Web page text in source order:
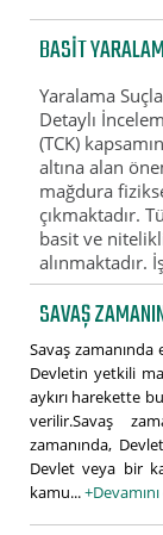
BASIT
Yaralama
Detaylı
(TCK)
altına alan
mağdura
çıkmaktadır.
basit ve
alınmaktadır.
SAVAŞ
Savaş
Devletin yetkili
aykırı harekette
verilir.Savaş
zamanında,
Devlet veya bir
kamu...